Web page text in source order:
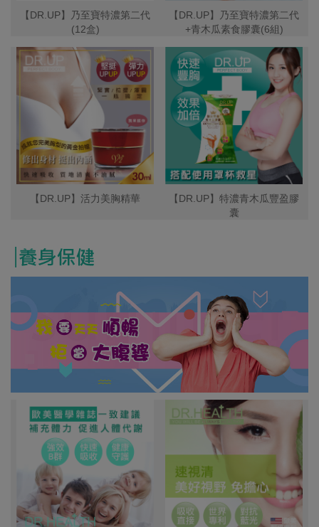
【DR.UP】乃至寶特濃第二代
(12盒)
【DR.UP】乃至寶特濃第二代
+青木瓜素食膠囊(6組)
【DR.UP】活力美胸精華
【DR.UP】特濃青木瓜豐盈膠
囊